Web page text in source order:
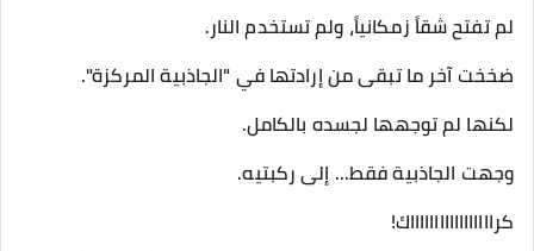
​لم تفتح شقاً زمكانياً، ولم تستخدم النار.
ضخخت آخر ما تبقى من إرادتها في "الجاذبية المركزة".
​لكنها لم توجهها لجسده بالكامل.
وجهت الجاذبية فقط... إلى ركبتيه.
​كراااااااااااااااااك!